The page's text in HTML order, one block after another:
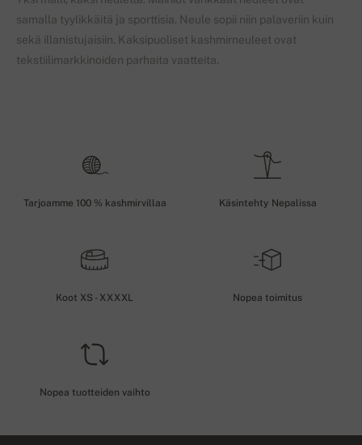
samalla tyylikkäitä ja sporttisia. Neule sopii niin palaveriin kuin
sekä illanistujaisiin. Kaksipuoliset kashmirneuleet ovat
tekstiilimarkkinoiden parhaita vaatteita.
Tarjoamme 100 % kashmirvillaa Käsintehty Nepalissa
Koot XS - XXXXL Nopea toimitus
Nopea tuotteiden vaihto